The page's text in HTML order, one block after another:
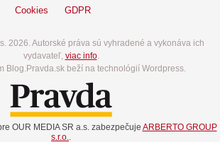
Cookies GDPR
2026. Autorské práva sú vyhradené a vykonáva ich
vydavateľ, viac info.
Blog.Pravda.sk beží na technológií Wordpress.
OUR MEDIA SR a.s. zabezpečuje ARBERTO GROUP
s.r.o..